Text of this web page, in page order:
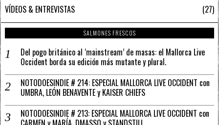
VÍDEOS & ENTREVISTAS
27
SALMONES FRESCOS
Del pogo británico al ‘mainstream’ de masas: el Mallorca Live
Occident borda su edición más mutante y plural.
NOTODOESINDIE # 214: ESPECIAL MALLORCA LIVE OCCIDENT con
UMBRA, LEÓN BENAVENTE y KAISER CHIEFS
NOTODOESINDIE # 213: ESPECIAL MALLORCA LIVE OCCIDENT con